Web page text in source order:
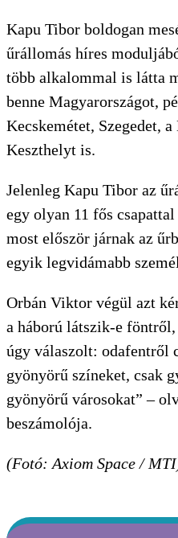
Kapu Tibor boldogan
űrállomás híres
több alkalommal is látta
benne Magyarországot,
Kecskemétet, Szegedet,
Keszthelyt is.
Jelenleg Kapu Tibor az
egy olyan 11 fős
most először járnak az
egyik legvidámabb
Orbán Viktor végül azt
a háború látszik-e
úgy válaszolt: odafentről
gyönyörű színeket, csak
gyönyörű városokat” –
beszámolója.
(Fotó: Axiom Space /